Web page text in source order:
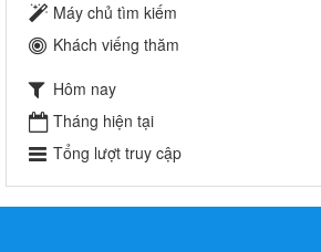
Máy chủ tìm kiếm
Khách viếng thăm
Hôm nay
Tháng hiện tại
Tổng lượt truy cập